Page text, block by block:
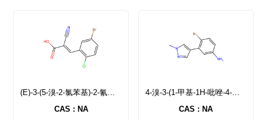
(E)-3-(5-溴-2-氯苯基)-2-氰基丙烯酸
CAS : NA
4-溴-3-(1-甲基-1H-吡唑-4-基)苯胺
CAS : NA